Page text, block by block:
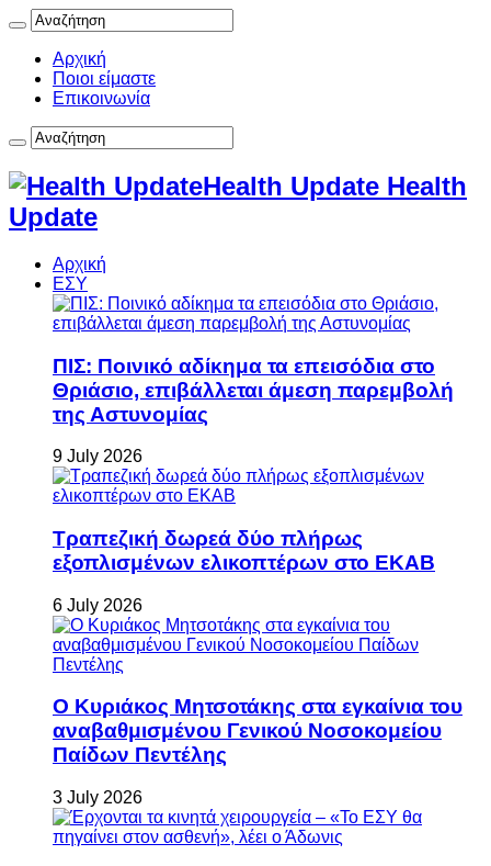
Αρχική
Ποιοι είμαστε
Επικοινωνία
Health Update Health
Update
Αρχική
ΕΣΥ
ΠΙΣ: Ποινικό αδίκημα τα επεισόδια στο
Θριάσιο, επιβάλλεται άμεση παρεμβολή
της Αστυνομίας
9 July 2026
Τραπεζική δωρεά δύο πλήρως
εξοπλισμένων ελικοπτέρων στο ΕΚΑΒ
6 July 2026
Ο Κυριάκος Μητσοτάκης στα εγκαίνια του
αναβαθμισμένου Γενικού Νοσοκομείου
Παίδων Πεντέλης
3 July 2026